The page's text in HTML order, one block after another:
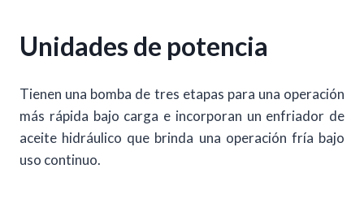
Unidades de potencia
Tienen una bomba de tres etapas para una operación
más rápida bajo carga e incorporan un enfriador de
aceite hidráulico que brinda una operación fría bajo
uso continuo.